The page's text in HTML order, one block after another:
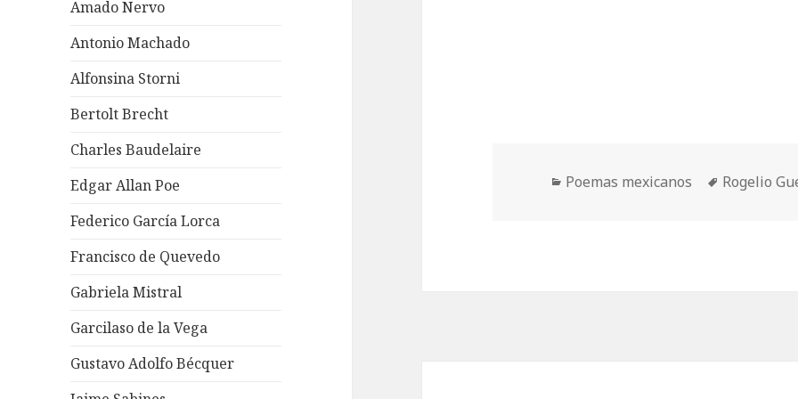
Amado Nervo
Antonio Machado
Alfonsina Storni
Bertolt Brecht
Charles Baudelaire
Edgar Allan Poe
Federico García Lorca
Francisco de Quevedo
Gabriela Mistral
Garcilaso de la Vega
Gustavo Adolfo Bécquer
Categorías
Poemas mexicanos Etiquetas
Rogelio